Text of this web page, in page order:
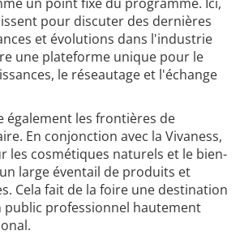
pour discuter des dernières
et évolutions dans l'industrie
une plateforme unique pour le
le réseautage et l'échange
également les frontières de
En conjonction avec la Vivaness,
les cosmétiques naturels et le bien-
large éventail de produits et
Cela fait de la foire une destination
professionnel hautement